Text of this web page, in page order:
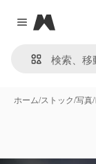
Close menu
Magnific
ホーム/ストック/写真/